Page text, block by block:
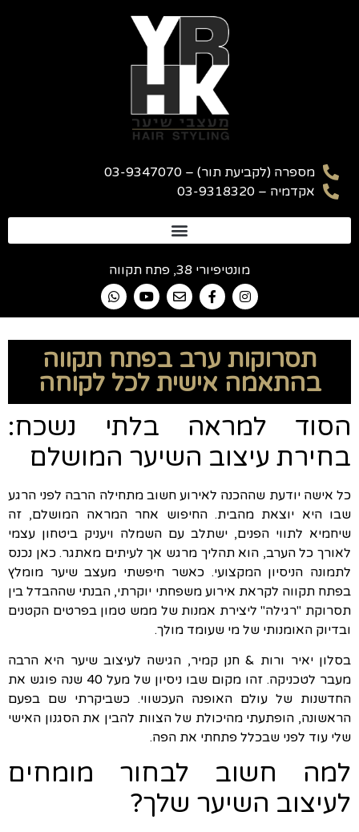
מספרה (לקביעת תור) – 03-9347070
אקדמיה – 03-9318320
מונטיפיורי 38, פתח תקווה
תסרוקות ערב בפתח תקווה
בהתאמה אישית לכל לקוחה
הסוד למראה בלתי נשכח:
בחירת עיצוב השיער המושלם
כל אישה יודעת שההכנה לאירוע חשוב מתחילה הרבה לפני הרגע
שבו היא יוצאת מהבית. החיפוש אחר המראה המושלם, זה
שיחמיא לתווי הפנים, ישתלב עם השמלה ויעניק ביטחון עצמי
לאורך כל הערב, הוא תהליך מרגש אך לעיתים מאתגר. כאן נכנס
לתמונה הניסיון המקצועי. כאשר חיפשתי מעצב שיער מומלץ
בפתח תקווה לקראת אירוע משפחתי יוקרתי, הבנתי שההבדל בין
תסרוקת "רגילה" ליצירת אמנות של ממש טמון בפרטים הקטנים
ובדיוק האומנותי של מי שעומד מולך.
בסלון יאיר ורות & חנן קמיר, הגישה לעיצוב שיער היא הרבה
מעבר לטכניקה. זהו מקום שבו ניסיון של מעל 40 שנה פוגש את
החדשנות של עולם האופנה העכשווי. כשביקרתי שם בפעם
הראשונה, הופתעתי מהיכולת של הצוות להבין את הסגנון האישי
שלי עוד לפני שבכלל פתחתי את הפה.
למה חשוב לבחור מומחים
לעיצוב השיער שלך?